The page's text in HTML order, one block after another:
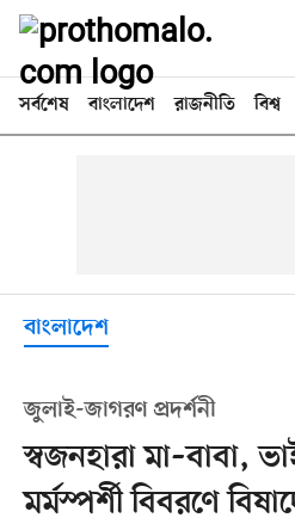
সর্বশেষ বাংলাদেশ রাজনীতি বিশ্ব
বাংলাদেশ
জুলাই-জাগরণ প্রদর্শনী
স্বজনহারা মা–বাবা,
মর্মস্পর্শী বিবরণে